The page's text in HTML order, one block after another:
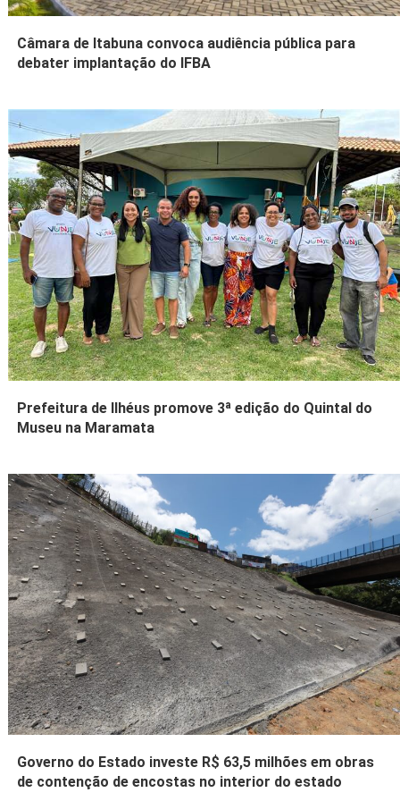
Câmara de Itabuna convoca audiência pública para
debater implantação do IFBA
Prefeitura de Ilhéus promove 3ª edição do Quintal do
Museu na Maramata
Governo do Estado investe R$ 63,5 milhões em obras
de contenção de encostas no interior do estado